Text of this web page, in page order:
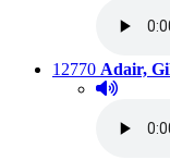
Titelnummer:
12770 von
Adair,
Hörprobe